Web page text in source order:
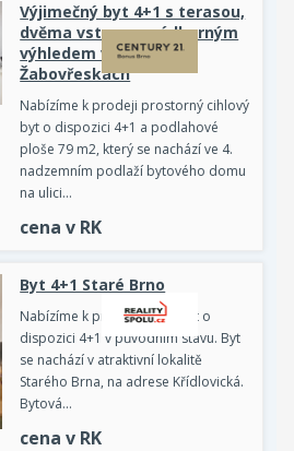
Výjimečný byt 4+1 s terasou,
dvěma vstupy a nádherným
výhledem v Brně-
Žabovřeskách
Nabízíme k prodeji prostorný cihlový
byt o dispozici 4+1 a podlahové
ploše 79 m2, který se nachází ve 4.
nadzemním podlaží bytového domu
na ulici…
cena v RK
Byt 4+1 Staré Brno
Nabízíme k prodeji světlý byt o
dispozici 4+1 v původním stavu. Byt
se nachází v atraktivní lokalitě
Starého Brna, na adrese Křídlovická.
Bytová…
cena v RK